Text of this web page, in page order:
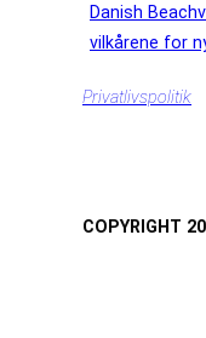
Danish
vilkårene for
Privatlivspolitik
COPYRIGHT